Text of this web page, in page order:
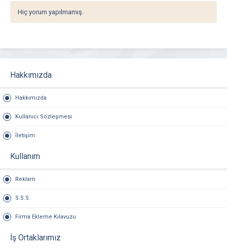
Hiç yorum yapılmamış.
Hakkımızda
Hakkımızda
Kullanıcı Sözleşmesi
İletişim
Kullanım
Reklam
S.S.S.
Firma Ekleme Kılavuzu
İş Ortaklarımız